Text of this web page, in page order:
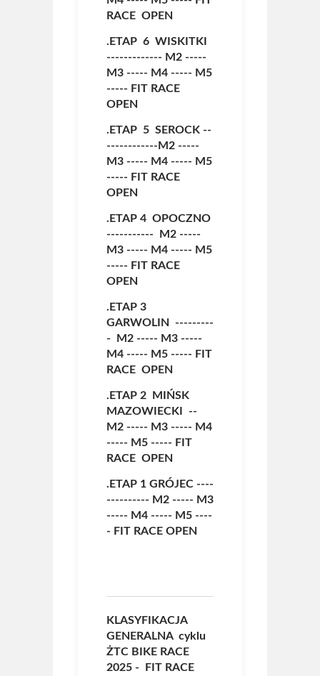
RACE OPEN
.ETAP 6 WISKITKI
------------- M2 -----
M3 ----- M4 ----- M5
----- FIT RACE
OPEN
.ETAP 5 SEROCK --
------------ M2 -----
M3 ----- M4 ----- M5
----- FIT RACE
OPEN
.ETAP 4 OPOCZNO
-----------
M2 -----
M3 ----- M4 ----- M5
----- FIT RACE
OPEN
.ETAP 3
GARWOLIN ---------
-
M2 ----- M3 -----
M4 ----- M5 ----- FIT
RACE OPEN
.ETAP 2 MIŃSK
MAZOWIECKI --
M2 ----- M3 ----- M4
----- M5 ----- FIT
RACE OPEN
.ETAP 1 GRÓJEC ----
---------- M2 ----- M3
----- M4 ----- M5 ----
- FIT RACE OPEN
KLASYFIKACJA
GENERALNA cyklu
ŻTC BIKE RACE
2025 - FIT RACE